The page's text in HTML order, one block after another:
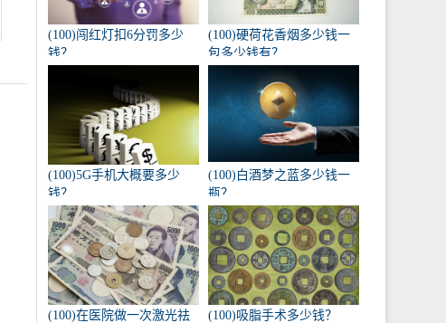
(100)闯红灯扣6分罚多少
钱？
(100)硬荷花香烟多少钱一
包多少钱有？
(100)5G手机大概要多少
钱？
(100)白酒梦之蓝多少钱一
瓶？
(100)在医院做一次激光祛
(100)吸脂手术多少钱？